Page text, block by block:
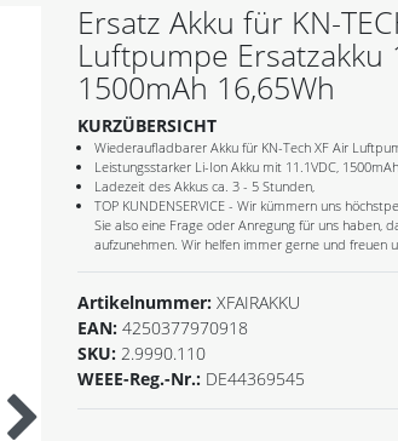
Ersatz Akku für KN-
Luftpumpe Ersatzakku
1500mAh 16,65Wh
KURZÜBERSICHT
Wiederaufladbarer Akku für KN-Tech XF Air
Leistungsstarker Li-Ion Akku mit 11.1VDC,
Ladezeit des Akkus ca. 3 - 5 Stunden,
TOP KUNDENSERVICE - Wir kümmern uns
Sie also eine Frage oder Anregung für uns haben,
aufzunehmen. Wir helfen immer gerne und freuen
Artikelnummer: XFAIRAKKU
EAN: 4250377970918
SKU: 2.9990.110
WEEE-Reg.-Nr.: DE44369545